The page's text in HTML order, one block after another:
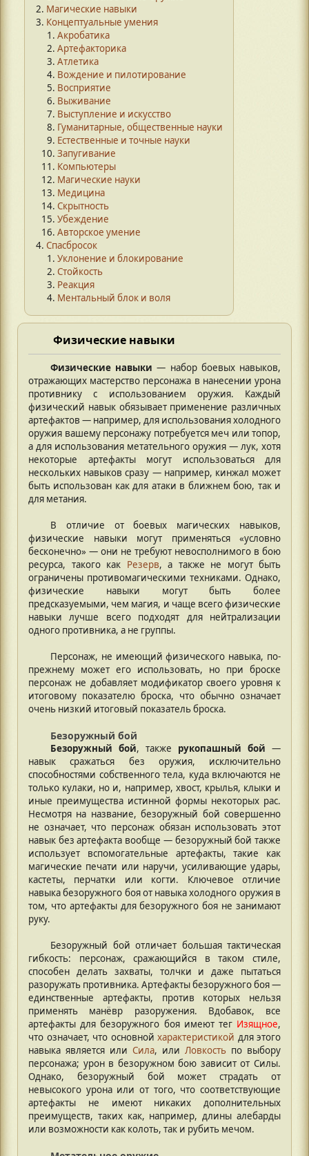
Магические навыки
Концептуальные умения
Акробатика
Артефакторика
Атлетика
Вождение и пилотирование
Восприятие
Выживание
Выступление и искусство
Гуманитарные, общественные науки
Естественные и точные науки
Запугивание
Компьютеры
Магические науки
Медицина
Скрытность
Убеждение
Авторское умение
Спасбросок
Уклонение и блокирование
Стойкость
Реакция
Ментальный блок и воля
Физические навыки
Физические навыки — набор боевых навыков,
отражающих мастерство персонажа в нанесении урона
противнику с использованием оружия. Каждый
физический навык обязывает применение различных
артефактов — например, для использования холодного
оружия вашему персонажу потребуется меч или топор,
а для использования метательного оружия — лук, хотя
некоторые артефакты могут использоваться для
нескольких навыков сразу — например, кинжал может
быть использован как для атаки в ближнем бою, так и
для метания.
В отличие от боевых магических навыков,
физические навыки могут применяться «условно
бесконечно» — они не требуют невосполнимого в бою
ресурса, такого как Резерв, а также не могут быть
ограничены противомагическими техниками. Однако,
физические навыки могут быть более
предсказуемыми, чем магия, и чаще всего физические
навыки лучше всего подходят для нейтрализации
одного противника, а не группы.
Персонаж, не имеющий физического навыка, по-
прежнему может его использовать, но при броске
персонаж не добавляет модификатор своего уровня к
итоговому показателю броска, что обычно означает
очень низкий итоговый показатель броска.
Безоружный бой
Безоружный бой, также рукопашный бой —
навык сражаться без оружия, исключительно
способностями собственного тела, куда включаются не
только кулаки, но и, например, хвост, крылья, клыки и
иные преимущества истинной формы некоторых рас.
Несмотря на название, безоружный бой совершенно
не означает, что персонаж обязан использовать этот
навык без артефакта вообще — безоружный бой также
использует вспомогательные артефакты, такие как
магические печати или наручи, усиливающие удары,
кастеты, перчатки или когти. Ключевое отличие
навыка безоружного боя от навыка холодного оружия в
том, что артефакты для безоружного боя не занимают
руку.
Безоружный бой отличает большая тактическая
гибкость: персонаж, сражающийся в таком стиле,
способен делать захваты, толчки и даже пытаться
разоружать противника. Артефакты безоружного боя —
единственные артефакты, против которых нельзя
применять манёвр разоружения. Вдобавок, все
артефакты для безоружного боя имеют тег Изящное,
что означает, что основной характеристикой для этого
навыка является или Сила, или Ловкость по выбору
персонажа; урон в безоружном бою зависит от Силы.
Однако, безоружный бой может страдать от
невысокого урона или от того, что соответствующие
артефакты не имеют никаких дополнительных
преимуществ, таких как, например, длины алебарды
или возможности как колоть, так и рубить мечом.